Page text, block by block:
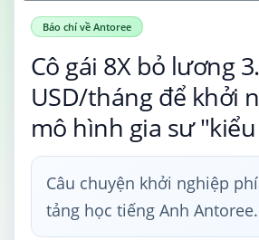
Báo chí về Antoree
Cô gái 8X bỏ lương
USD/tháng để khởi
mô hình gia sư
Câu chuyện khởi nghiệp
tảng học tiếng Anh Antoree.